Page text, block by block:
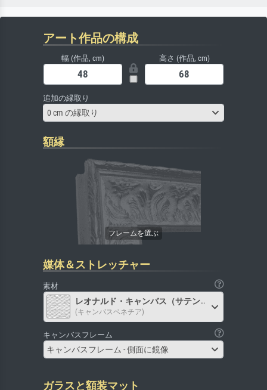
アート作品の構成
幅 (作品, cm) 高さ (作品, cm)
追加の縁取り
0 cm の縁取り
額縁
媒体＆ストレッチャー
素材
レオナルド・キャンバス（サテン）
(キャンバスベネチア)
キャンバスフレーム
キャンバスフレーム - 側面に鏡像
ガラスと額装マット